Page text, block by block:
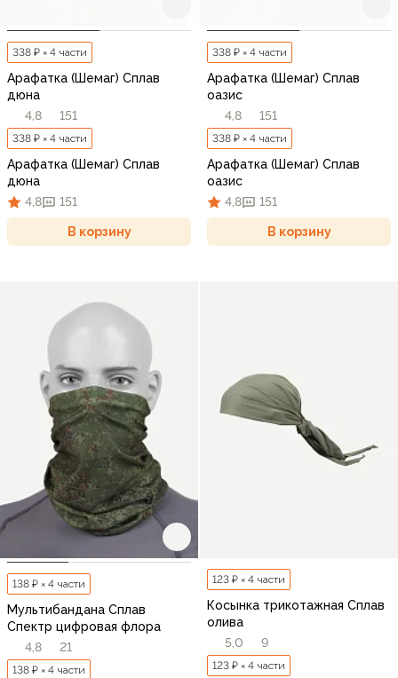
338 ₽ × 4 части
Арафатка (Шемаг) Сплав
дюна
4,8
151
338 ₽ × 4 части
Арафатка (Шемаг) Сплав
дюна
4,8
151
В корзину
338 ₽ × 4 части
Арафатка (Шемаг) Сплав
оазис
4,8
151
338 ₽ × 4 части
Арафатка (Шемаг) Сплав
оазис
4,8
151
В корзину
138 ₽ × 4 части
Мультибандана Сплав
Спектр цифровая флора
4,8
21
138 ₽ × 4 части
123 ₽ × 4 части
Косынка трикотажная Сплав
олива
5,0
9
123 ₽ × 4 части